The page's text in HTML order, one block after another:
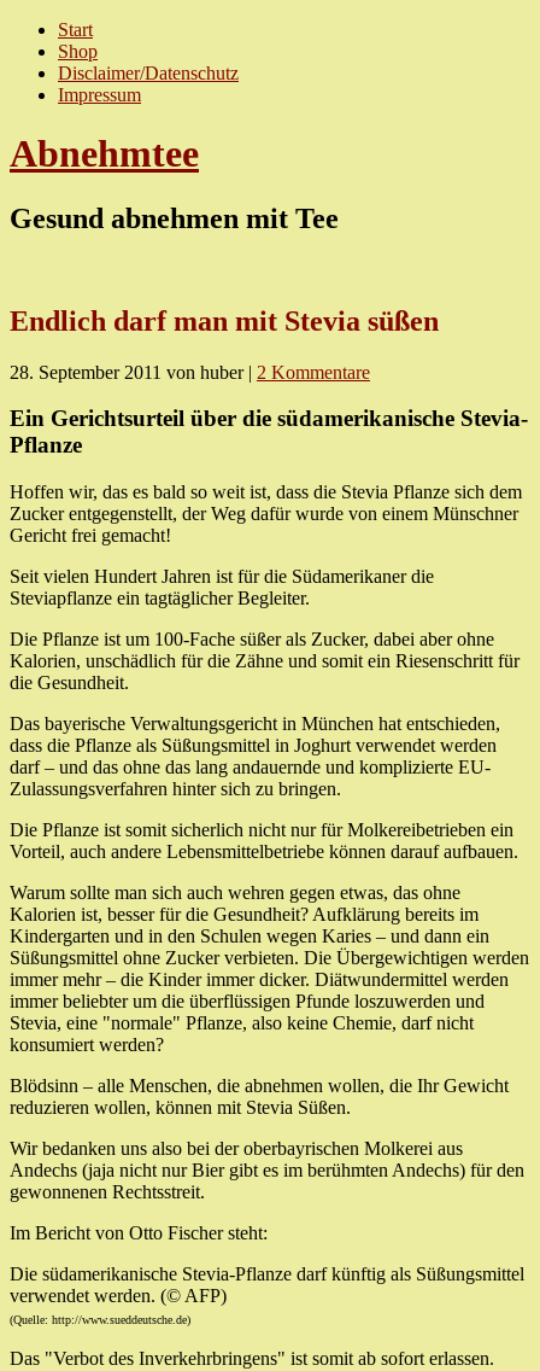
Start
Shop
Disclaimer/Datenschutz
Impressum
Abnehmtee
Gesund abnehmen mit Tee
Endlich darf man mit Stevia süßen
28. September 2011 von huber| 2 Kommentare
Ein Gerichtsurteil über die südamerikanische Stevia-
Pflanze
Hoffen wir, das es bald so weit ist, dass die Stevia Pflanze sich dem
Zucker entgegenstellt, der Weg dafür wurde von einem Münschner
Gericht frei gemacht!
Seit vielen Hundert Jahren ist für die Südamerikaner die
Steviapflanze ein tagtäglicher Begleiter.
Die Pflanze ist um 100-Fache süßer als Zucker, dabei aber ohne
Kalorien, unschädlich für die Zähne und somit ein Riesenschritt für
die Gesundheit.
Das bayerische Verwaltungsgericht in München hat entschieden,
dass die Pflanze als Süßungsmittel in Joghurt verwendet werden
darf – und das ohne das lang andauernde und komplizierte EU-
Zulassungsverfahren hinter sich zu bringen.
Die Pflanze ist somit sicherlich nicht nur für Molkereibetrieben ein
Vorteil, auch andere Lebensmittelbetriebe können darauf aufbauen.
Warum sollte man sich auch wehren gegen etwas, das ohne
Kalorien ist, besser für die Gesundheit? Aufklärung bereits im
Kindergarten und in den Schulen wegen Karies – und dann ein
Süßungsmittel ohne Zucker verbieten. Die Übergewichtigen werden
immer mehr – die Kinder immer dicker. Diätwundermittel werden
immer beliebter um die überflüssigen Pfunde loszuwerden und
Stevia, eine "normale" Pflanze, also keine Chemie, darf nicht
konsumiert werden?
Blödsinn – alle Menschen, die abnehmen wollen, die Ihr Gewicht
reduzieren wollen, können mit Stevia Süßen.
Wir bedanken uns also bei der oberbayrischen Molkerei aus
Andechs (jaja nicht nur Bier gibt es im berühmten Andechs) für den
gewonnenen Rechtsstreit.
Im Bericht von Otto Fischer steht:
Die südamerikanische Stevia-Pflanze darf künftig als Süßungsmittel
verwendet werden. (© AFP)
(Quelle: http://www.sueddeutsche.de)
Das "Verbot des Inverkehrbringens" ist somit ab sofort erlassen.